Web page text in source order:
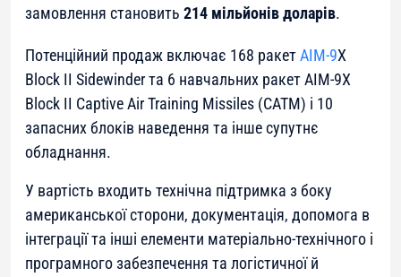
замовлення становить 214 мільйонів доларів.
Потенційний продаж включає 168 ракетAIM-9X
Block II Sidewinder та 6 навчальних ракет AIM-9X
Block II Captive Air Training Missiles (CATM) і 10
запасних блоків наведення та інше супутнє
обладнання.
У вартість входить технічна підтримка з боку
американської сторони, документація, допомога в
інтеграції та інші елементи матеріально-технічного і
програмного забезпечення та логістичної й